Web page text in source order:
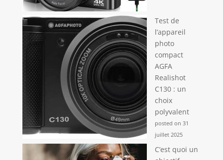
Test de
l’appareil
photo
compact
AGFA
Realishot
C130 : un
choix
polyvalent
posted on 31
juillet 2025
C’est quoi un